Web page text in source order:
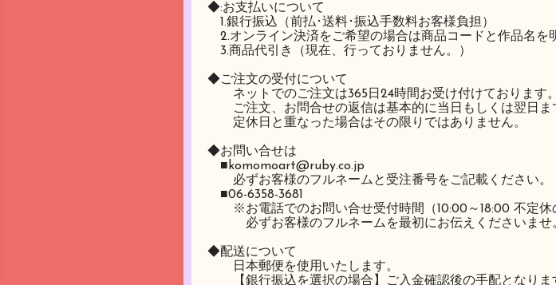
◆:お支払いについて
1.銀行振込（前払･送料･振込手数料お客様負担）
2.オンライン決済をご希望の場合は商品コードと作品名を
3.商品代引き（現在、行っておりません。）
◆ご注文の受付について
ネットでのご注文は365日24時間お受け付けております。
ご注文、お問合せの返信は基本的に当日もしくは翌日ま
定休日と重なった場合はその限りではありません。
◆お問い合せは
■ komomoart@ruby.co.jp
必ずお客様のフルネームと受注番号をご記載ください。
■06-6358-3681
※お電話でのお問い合せ受付時間（10:00～18:00 不定休
必ずお客様のフルネームを最初にお伝えくださいませ
◆配送について
日本郵便を使用いたします。
【銀行振込を選択の場合】ご入金確認後の手配となりま